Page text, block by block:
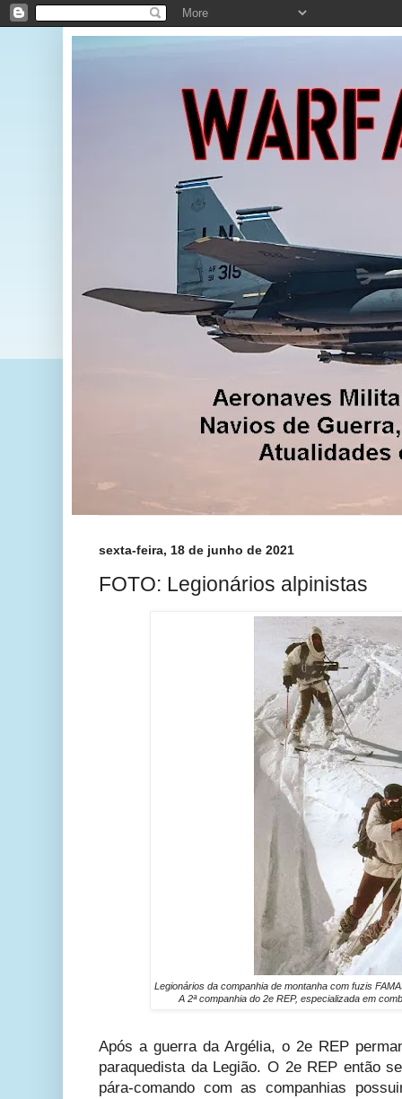
sexta-feira, 18 de junho de 2021
FOTO: Legionários alpinistas
Legionários da companhia de montanha com fuzis
A 2ª companhia do 2e REP, especializada em
Após a guerra da Argélia, o 2e REP
paraquedista da Legião. O 2e REP então
pára-comando com as companhias